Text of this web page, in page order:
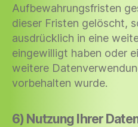
Aufbewahrungsfristen
dieser Fristen gelöscht,
ausdrücklich in eine
eingewilligt haben oder
weitere
vorbehalten wurde.
6) Nutzung Ihrer